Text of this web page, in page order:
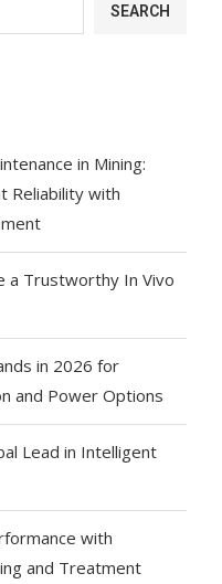
SEARCH
in Mining:
Reliability with
a Trustworthy In Vivo
in 2026 for
and Power Options
Lead in Intelligent
with
and Treatment